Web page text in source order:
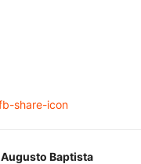
Augusto Baptista